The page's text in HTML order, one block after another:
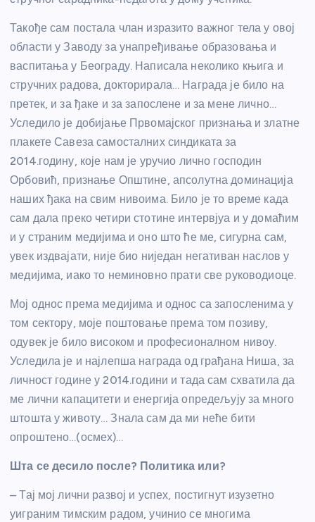
Такође сам постала члан изразито важног тела у овој
области у Заводу за унапређивање образовања и
васпитања у Београду. Написала неколико књига и
стручних радова, докторирала… Награда је било на
претек, и за ђаке и за запослене и за мене лично…
Уследило је добијање Првомајског признања и златне
плакете Савеза самосталних синдиката за
2014.годину, које нам је уручио лично господин
Орбовић, признање Општине, апсолутна доминација
наших ђака на свим нивоима. Било је то време када
сам дала преко четири стотине интервјуа и у домаћим
и у страним медијима и оно што ће ме, сигурна сам,
увек издвајати, није био ниједан негативан наслов у
медијима, иако то неминовно прати све руководиоце.
Мој однос према медијима и однос са запосленима у
том сектору, моје поштовање према том позиву,
одувек је било високом и професионалном нивоу.
Уследила је и најлепша награда од грађана Ниша, за
личност године у 2014.години и тада сам схватила да
ме лични капацитети и енергија опредељују за много
штошта у животу… Знала сам да ми неће бити
опроштено…(осмех)…
Шта се десило после? Политика или?
– Тај мој лични развој и успех, постигнут изузетно
уиграним тимским радом, учинио се многима